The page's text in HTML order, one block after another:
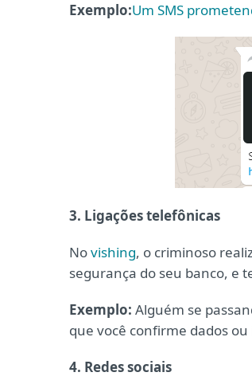
Exemplo:Um SMS
3. Ligações telefônicas
Novishing, o criminoso
segurança do seu banco, e
Exemplo: Alguém se
que você confirme dados
4. Redes sociais